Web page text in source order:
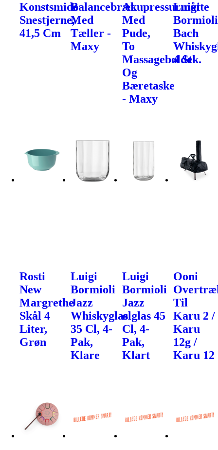
Konstsmide
Snestjerne,
41,5 Cm
Balancebræt
Med
Tæller -
Maxy
Akupressurmåtte
Med
Pude,
To
Massagebolde
Og
Bæretaske
- Maxy
Luigi
Bormioli
Bach
4 Stk.
Rosti
New
Margrethe
Skål 4
Liter,
Grøn
Luigi
Bormioli
Jazz
Whiskyglas
35 Cl, 4-
Pak,
Klare
Luigi
Bormioli
Jazz
ølglas 45
Cl, 4-
Pak,
Klart
Ooni
Til
Karu 2 /
Karu
12g /
Karu 12